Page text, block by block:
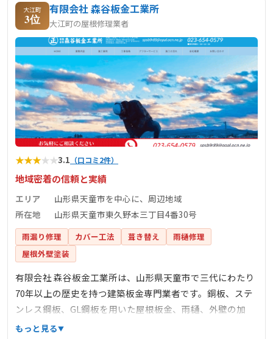
大江町
3位
有限会社 森谷板金工業所
大江町の屋根修理業者
★★★★★3.1 （口コミ2件）
地域密着の信頼と実績
エリア
山形県天童市を中心に、周辺地域
所在地
山形県天童市東久野本三丁目4番30号
雨漏り修理 カバー工法 葺き替え
雨樋修理
屋根外壁塗装
有限会社 森谷板金工業所は、山形県天童市で三代にわたり
70年以上の歴史を持つ建築板金専門業者です。銅板、ステ
ンレス鋼板、GL鋼板を用いた屋根板金、雨樋、外壁の加
工・施工を主な業務とし、地域密着型のサービスを提供し
もっと見る